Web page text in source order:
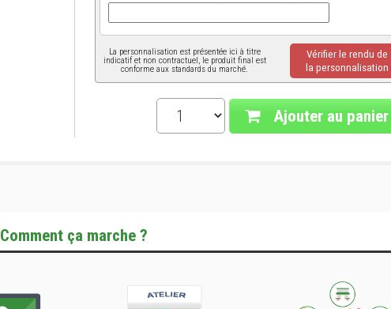
La personnalisation est présentée ici à titre
indicatif et non contractuel, le produit final est
conforme aux standards du marché.
Vérifier le rendu de
la personnalisation
Ajouter au panier
Comment ça marche ?